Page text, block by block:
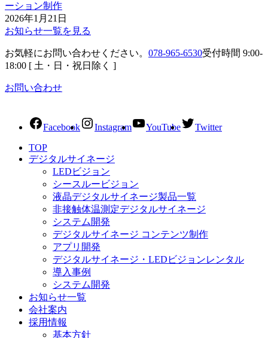
ーション制作
2026年1月21日
お知らせ一覧を見る
お気軽にお問い合わせください。 078-965-6530受付時間 9:00-
18:00 [ 土・日・祝日除く ]
お問い合わせ
Facebook Instagram YouTube
Twitter
TOP
デジタルサイネージ
LEDビジョン
シースルービジョン
液晶デジタルサイネージ製品一覧
非接触体温測定デジタルサイネージ
システム開発
デジタルサイネージ コンテンツ制作
アプリ開発
デジタルサイネージ・LEDビジョンレンタル
導入事例
システム開発
お知らせ一覧
会社案内
採用情報
基本方針